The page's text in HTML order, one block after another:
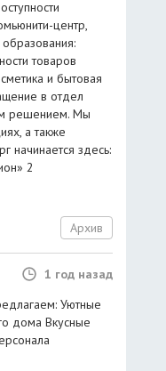
центр,
товаров
и бытовая
в отдел
решением. Мы
а также
начинается здесь:
2
Архив
1 год назад
Уютные
дома Вкусные